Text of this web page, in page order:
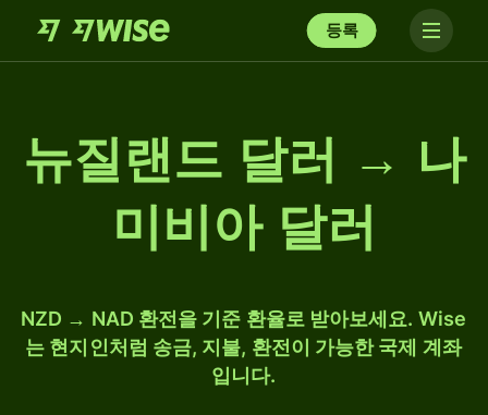
등록
뉴질랜드 달러 → 나
미비아 달러
NZD → NAD 환전을 기준 환율로 받아보세요. Wise
는 현지인처럼 송금, 지불, 환전이 가능한 국제 계좌
입니다.